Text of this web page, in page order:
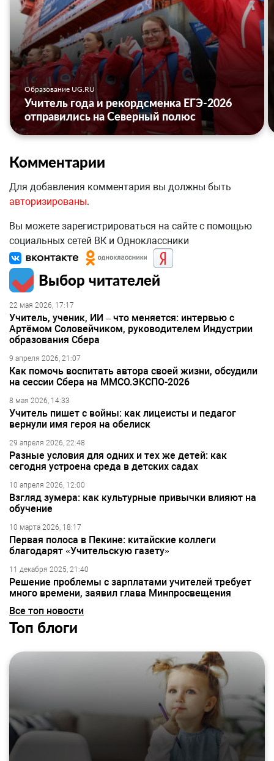
Образование UG.RU
Учитель года и рекордсменка ЕГЭ-2026
отправились на Северный полюс
Комментарии
Для добавления комментария вы должны быть
авторизированы.
Вы можете зарегистрироваться на сайте с помощью
социальных сетей ВК и Одноклассники
Выбор читателей
22 мая 2026, 17:17
Учитель, ученик, ИИ – что меняется: интервью с
Артёмом Соловейчиком, руководителем Индустрии
образования Сбера
9 апреля 2026, 21:07
Как помочь воспитать автора своей жизни, обсудили
на сессии Сбера на ММСО.ЭКСПО-2026
8 мая 2026, 14:33
Учитель пишет с войны: как лицеисты и педагог
вернули имя героя на обелиск
29 апреля 2026, 22:48
Разные условия для одних и тех же детей: как
сегодня устроена среда в детских садах
10 апреля 2026, 12:00
Взгляд зумера: как культурные привычки влияют на
обучение
10 марта 2026, 18:17
Первая полоса в Пекине: китайские коллеги
благодарят «Учительскую газету»
11 декабря 2025, 21:40
Решение проблемы с зарплатами учителей требует
много времени, заявил глава Минпросвещения
Все топ новости
Топ блоги